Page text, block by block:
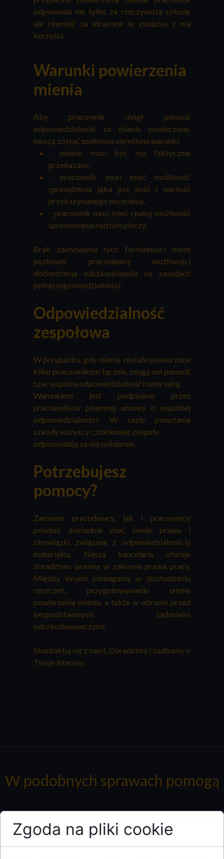
W podobnych sprawach pomogą
odpowiada nie tylko za rzeczywistą szkodę
ale również za utracone w związku z nią
korzyści.
Warunki powierzenia
mienia
Aby pracownik mógł ponosić
odpowiedzialność za mienie powierzone,
muszą zostać spełnione określone warunki:
- mienie musi być mu faktycznie
przekazane,
- pracownik musi mieć możliwość
sprawdzenia jaka jest ilość i wartość
przekazywanego mu mienia,
- pracownik musi mieć realną możliwość
sprawowania nad nim pieczy.
Brak zachowania tych formalności może
pozbawić pracodawcę możliwości
dochodzenia odszkodowania na zasadach
pełnej odpowiedzialności.
Odpowiedzialność
zespołowa
W przypadku, gdy mienie zostało powierzone
kilku pracownikom łącznie, mogą oni ponosić
tzw. wspólną odpowiedzialność materialną.
Warunkiem jest podpisanie przez
pracowników pisemnej umowy o wspólnej
odpowiedzialności. W razie powstania
szkody wszyscy członkowie zespołu
odpowiadają za nią solidarnie.
Potrzebujesz
pomocy?
Zarówno pracodawcy, jak i pracownicy
powinni dokładnie znać swoje prawa i
obowiązki związane z odpowiedzialnością
materialną. Nasza kancelaria oferuje
doradztwo prawne w zakresie prawa pracy.
Między innymi pomagamy w dochodzeniu
roszczeń, przygotowywaniu umów
powierzenia mienia, a także w obronie przed
bezpodstawnymi żądaniami
odszkodowawczymi.
Skontaktuj się z nami. Doradzimy i zadbamy o
Twoje interesy.
Zgoda na pliki cookie